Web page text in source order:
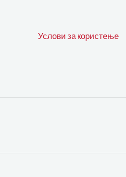
Услови за користење